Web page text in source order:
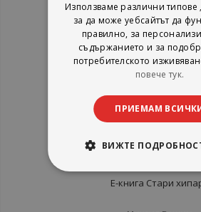
Е-книга Стари
Използваме различни типове
за да може уебсайтът да
правилно, за
съдържанието и за
потребителското
повече тук.
ПРИЕМАМ
ВИЖТЕ